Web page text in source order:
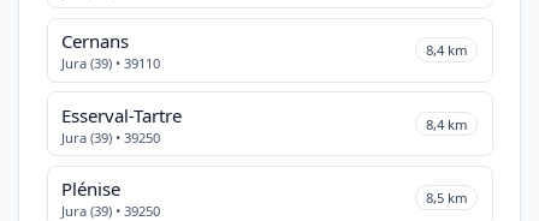
Cernans
Jura (39) • 39110
8,4 km
Esserval-Tartre
Jura (39) • 39250
8,4 km
Plénise
Jura (39) • 39250
8,5 km